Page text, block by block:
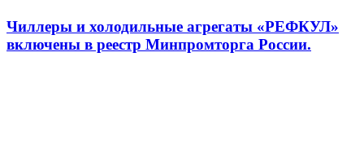
Чиллеры и холодильные агрегаты «РЕФКУЛ»
включены в реестр Минпромторга России.